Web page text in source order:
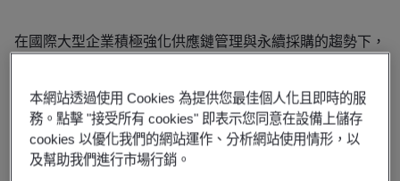
在國際大型企業積極強化供應鏈管理與永續採購的趨勢下，
ISO 20400:2017 永續採購指南的第三方查核，並於 4 月 20
日舉行授證典禮，由英國標準協會（BSI）東北亞區行銷協
理親自頒授證書，成為國內產險業中領先取得此項查核聲明
的企業之一。
本網站透過使用 Cookies 為提供您最佳個人化且即時的服
務。點擊 "接受所有 cookies" 即表示您同意在設備上儲存
cookies 以優化我們的網站運作、分析網站使用情形，以
及幫助我們進行市場行銷。